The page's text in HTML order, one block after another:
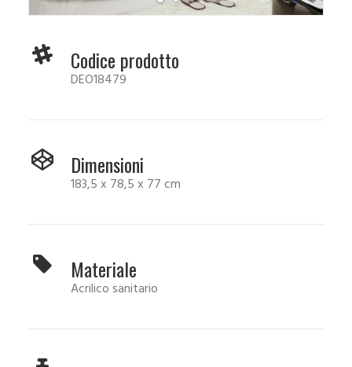
Codice prodotto
DEO18479
Dimensioni
183,5 x 78,5 x 77 cm
Materiale
Acrilico sanitario